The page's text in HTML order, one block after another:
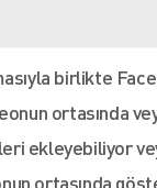
birlikte
ortasında
ekleyebiliyor
ortasında